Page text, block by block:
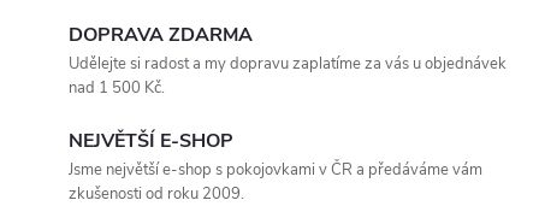
DOPRAVA ZDARMA
Udělejte si radost a my dopravu zaplatíme za vás u objednávek
nad 1 500 Kč.
NEJVĚTŠÍ E-SHOP
Jsme největší e-shop s pokojovkami v ČR a předáváme vám
zkušenosti od roku 2009.